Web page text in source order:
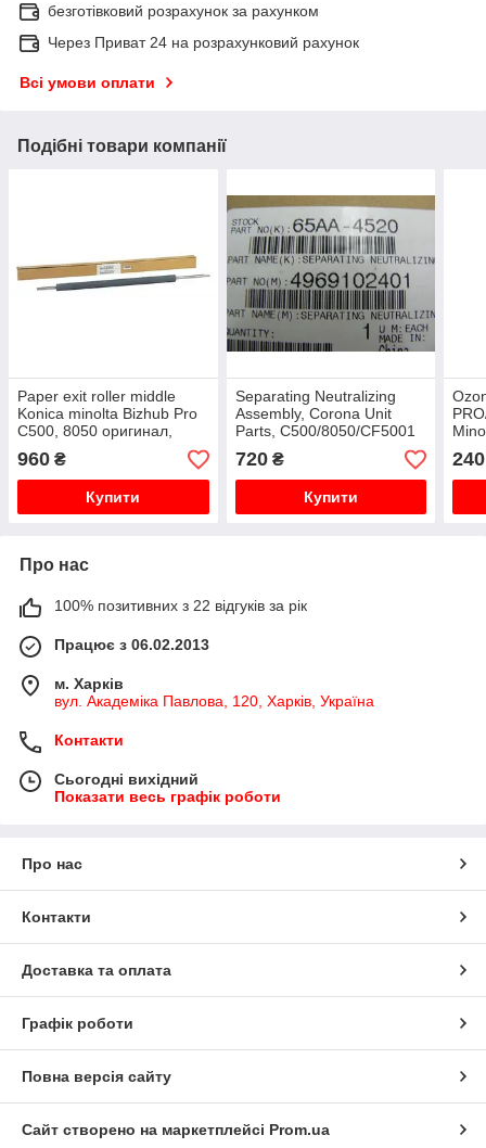
безготівковий розрахунок за рахунком
Через Приват 24 на розрахунковий рахунок
Всі умови оплати
Подібні товари компанії
Paper exit roller middle
Konica minolta Bizhub Pro
C500, 8050 оригинал,
4969-1046-01, 65AA49050
960 ₴
Купити
Separating Neutralizing
Assembly, Corona Unit
Parts, C500/8050/CF5001
Konica Minolta,
65AAR77700, 65AA-4520
720₴
Купити
240
Про нас
100% позитивних з 22 відгуків за рік
Працює з 06.02.2013
м. Харків
вул. Академіка Павлова, 120, Харків, Україна
Контакти
Сьогодні вихідний
Показати весь графік роботи
Про нас
Контакти
Доставка та оплата
Графік роботи
Повна версія сайту
Сайт створено на маркетплейсі Prom.ua